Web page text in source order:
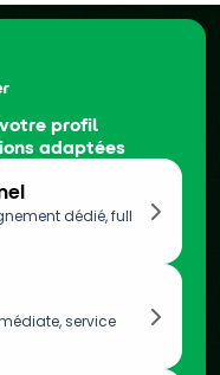
profil
adaptées
dédié, full
service